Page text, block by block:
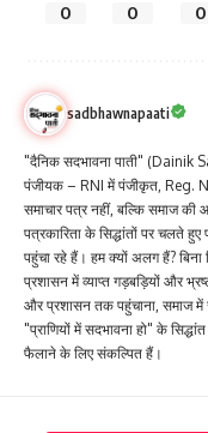
0 0 0
sadbhawnapaati
"दैनिक सदभावना पाती" (Dainik
पंजीयक – RNI में पंजीकृत, Reg.
समाचार पत्र नहीं, बल्कि समाज की
पत्रकारिता के सिद्धांतों पर चलते
पहुंचा रहे हैं। हम क्यों अलग हैं?
प्रशासन में व्याप्त गड़बड़ियों और
और प्रशासन तक पहुंचाना, समाज में
"प्राणियों में सदभावना हो" के
फैलाने के लिए संकल्पित हैं।